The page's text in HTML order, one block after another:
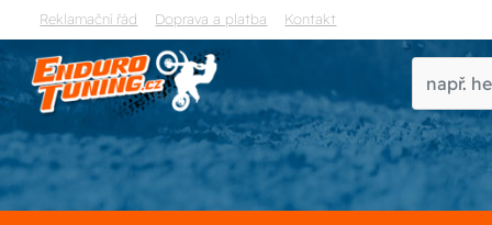
Reklamační řád Doprava a platba Kontakt